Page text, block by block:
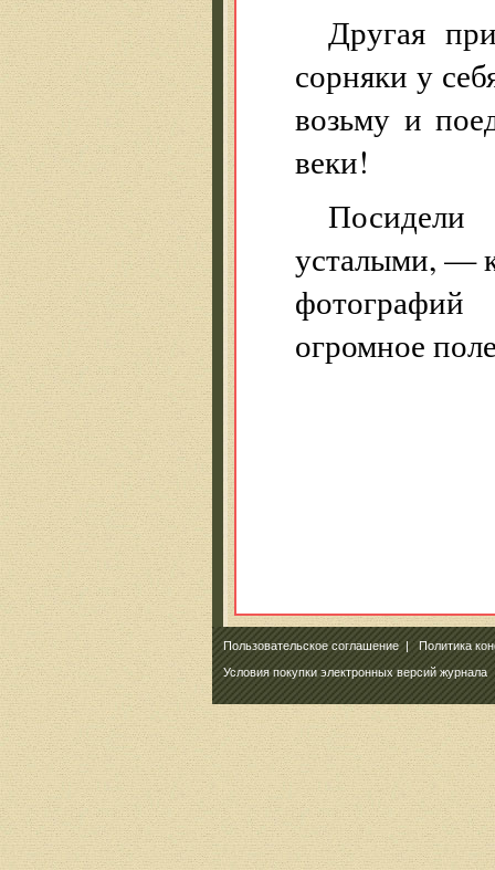
Другая
сорняки у
возьму и
веки!
усталыми, —
огромное
Пользовательское соглашение|Политика
Условия покупки электронных версий журнала